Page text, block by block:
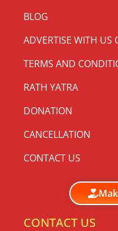
BLOG
ADVERTISE WITH US
TERMS AND
RATH YATRA
DONATION
CANCELLATION
CONTACT US
CONTACT US